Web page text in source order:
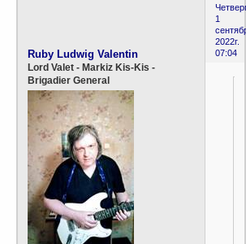
1
2022г.
07:04
Ruby Ludwig Valentin
Lord Valet - Markiz Kis-Kis -
Brigadier General